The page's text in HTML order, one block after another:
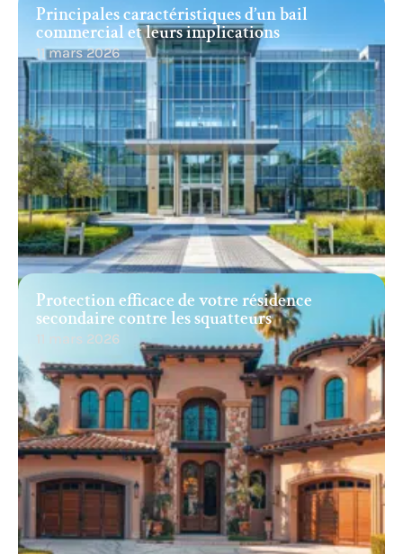
Principales caractéristiques d’un bail
commercial et leurs implications
11 mars 2026
Protection efficace de votre résidence
secondaire contre les squatteurs
11 mars 2026